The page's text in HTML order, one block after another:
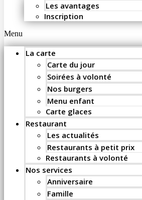
Les avantages
Inscription
Menu
La carte
Carte du jour
Soirées à volonté
Nos burgers
Menu enfant
Carte glaces
Restaurant
Les actualités
Restaurants à petit prix
Restaurants à volonté
Nos services
Anniversaire
Famille